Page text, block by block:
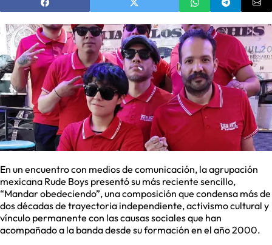
En un encuentro con medios de comunicación, la agrupación
mexicana Rude Boys presentó su más reciente sencillo,
“Mandar obedeciendo”, una composición que condensa más de
dos décadas de trayectoria independiente, activismo cultural y
vínculo permanente con las causas sociales que han
acompañado a la banda desde su formación en el año 2000.